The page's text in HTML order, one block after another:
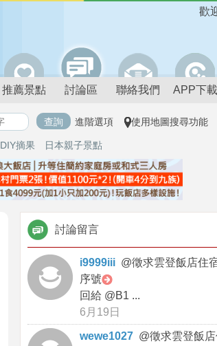
歡
推薦景點 討論區 聯絡我們 APP下載
進階選項 使用地圖搜尋功能
DIY摘果 日本親子景點
討論留言
i9999iii @徵求雲登飯店住
序號
回給 @B1 ...
6月19日
wewe1027 @徵求雲登飯店